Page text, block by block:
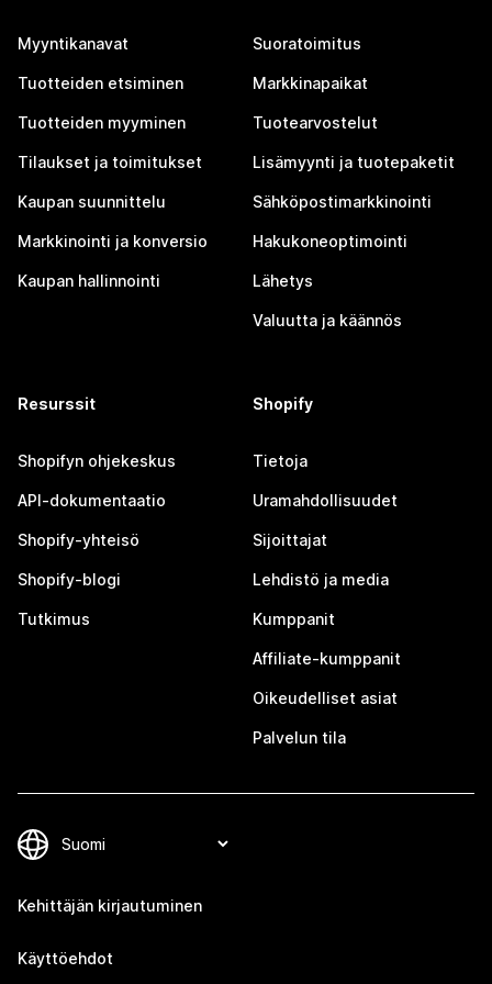
Myyntikanavat
Tuotteiden etsiminen
Tuotteiden myyminen
Tilaukset ja toimitukset
Kaupan suunnittelu
Markkinointi ja konversio
Kaupan hallinnointi
Suoratoimitus
Markkinapaikat
Tuotearvostelut
Lisämyynti ja tuotepaketit
Sähköpostimarkkinointi
Hakukoneoptimointi
Lähetys
Valuutta ja käännös
Resurssit
Shopifyn ohjekeskus
API-dokumentaatio
Shopify-yhteisö
Shopify-blogi
Tutkimus
Shopify
Tietoja
Uramahdollisuudet
Sijoittajat
Lehdistö ja media
Kumppanit
Affiliate-kumppanit
Oikeudelliset asiat
Palvelun tila
Kehittäjän kirjautuminen
Käyttöehdot